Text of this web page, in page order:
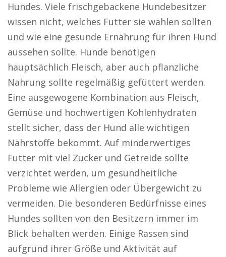
Hundes. Viele frischgebackene Hundebesitzer
wissen nicht, welches Futter sie wählen sollten
und wie eine gesunde Ernährung für ihren Hund
aussehen sollte. Hunde benötigen
hauptsächlich Fleisch, aber auch pflanzliche
Nahrung sollte regelmäßig gefüttert werden.
Eine ausgewogene Kombination aus Fleisch,
Gemüse und hochwertigen Kohlenhydraten
stellt sicher, dass der Hund alle wichtigen
Nährstoffe bekommt. Auf minderwertiges
Futter mit viel Zucker und Getreide sollte
verzichtet werden, um gesundheitliche
Probleme wie Allergien oder Übergewicht zu
vermeiden. Die besonderen Bedürfnisse eines
Hundes sollten von den Besitzern immer im
Blick behalten werden. Einige Rassen sind
aufgrund ihrer Größe und Aktivität auf